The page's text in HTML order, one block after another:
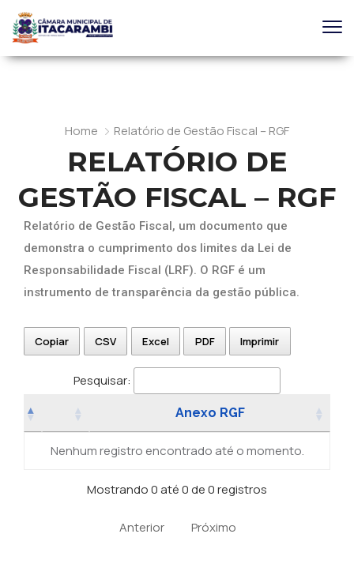
Home Relatório de Gestão Fiscal – RGF
RELATÓRIO DE
GESTÃO FISCAL – RGF
Relatório de Gestão Fiscal, um documento que
demonstra o cumprimento dos limites da Lei de
Responsabilidade Fiscal (LRF). O RGF é um
instrumento de transparência da gestão pública.
Copiar CSV Excel PDF Imprimir
Pesquisar:
Anexo RGF
Nenhum registro encontrado até o momento.
Mostrando 0 até 0 de 0 registros
Anterior Próximo